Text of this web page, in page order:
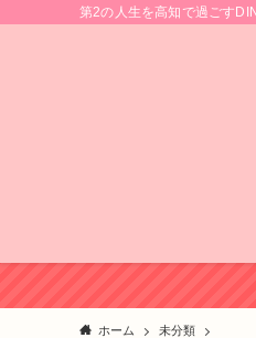
第2の人生を高知で過ごす
ホーム 未分類